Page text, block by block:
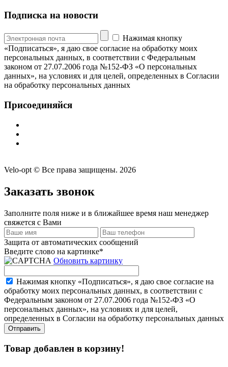
Подписка на новости
Нажимая кнопку
«Подписаться», я даю свое согласие на обработку моих
персональных данных, в соответствии с Федеральным
законом от 27.07.2006 года №152-ФЗ «О персональных
данных», на условиях и для целей, определенных в Согласии
на обработку персональных данных
Присоединяйся
Velo-opt © Все права защищены. 2026
Заказать звонок
Заполните поля ниже и в ближайшее время наш менеджер
свяжется с Вами
Защита от автоматических сообщений
Введите слово на картинке*
Обновить картинку
Нажимая кнопку «Подписаться», я даю свое согласие на
обработку моих персональных данных, в соответствии с
Федеральным законом от 27.07.2006 года №152-ФЗ «О
персональных данных», на условиях и для целей,
определенных в Согласии на обработку персональных данных
Товар добавлен в корзину!